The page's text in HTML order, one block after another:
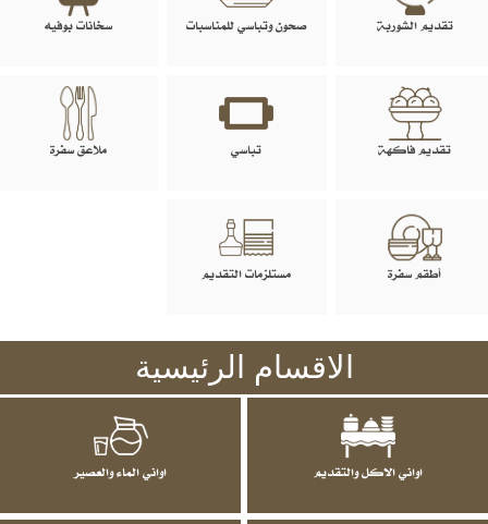
تقديم الشوربة صحون وتباسي للمناسبات سخانات بوفيه
تقديم فاكهة تباسي ملاعق سفرة
أطقم سفرة مستلزمات التقديم
الاقسام الرئيسية
اواني الاكل والتقديم اواني الماء والعصير